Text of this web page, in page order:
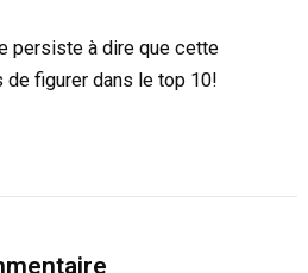
persiste à dire que cette
de figurer dans le top 10!